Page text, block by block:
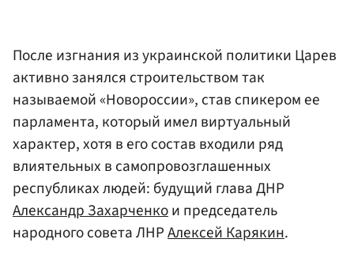
После изгнания из украинской политики Царев
активно занялся строительством так
называемой «Новороссии», став спикером ее
парламента, который имел виртуальный
характер, хотя в его состав входили ряд
влиятельных в самопровозглашенных
республиках людей: будущий глава ДНР
Александр Захарченкои председатель
народного совета ЛНРАлексей Карякин.